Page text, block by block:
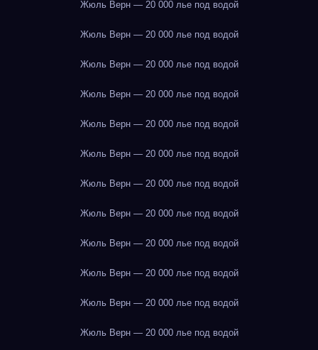
Жюль Верн — 20 000 лье под водой
Жюль Верн — 20 000 лье под водой
Жюль Верн — 20 000 лье под водой
Жюль Верн — 20 000 лье под водой
Жюль Верн — 20 000 лье под водой
Жюль Верн — 20 000 лье под водой
Жюль Верн — 20 000 лье под водой
Жюль Верн — 20 000 лье под водой
Жюль Верн — 20 000 лье под водой
Жюль Верн — 20 000 лье под водой
Жюль Верн — 20 000 лье под водой
Жюль Верн — 20 000 лье под водой